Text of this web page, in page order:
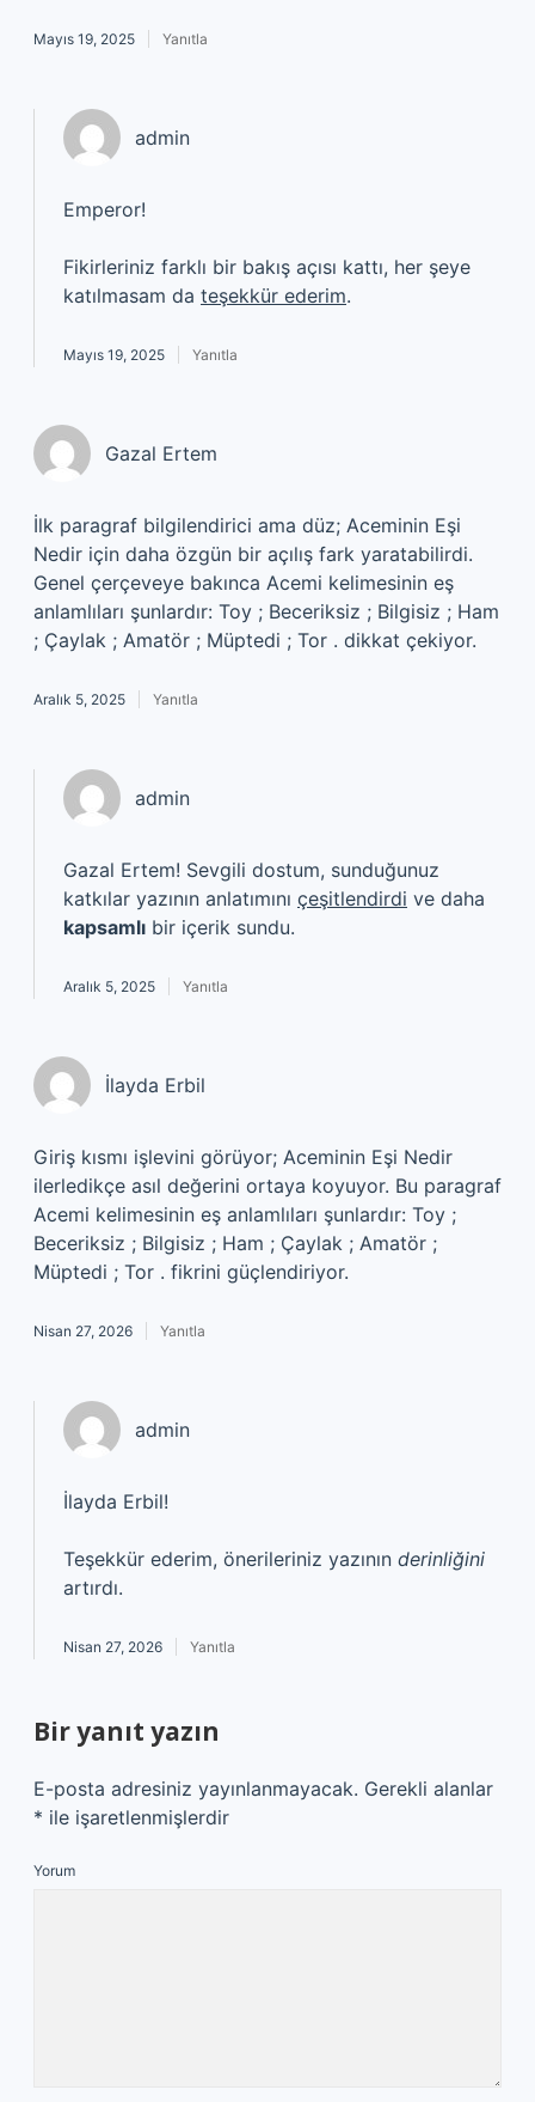
Mayıs 19, 2025 Yanıtla
admin
Emperor!
Fikirleriniz farklı bir bakış açısı kattı, her şeye
katılmasam da teşekkür ederim.
Mayıs 19, 2025 Yanıtla
Gazal Ertem
İlk paragraf bilgilendirici ama düz; Aceminin Eşi
Nedir için daha özgün bir açılış fark yaratabilirdi.
Genel çerçeveye bakınca Acemi kelimesinin eş
anlamlıları şunlardır: Toy ; Beceriksiz ; Bilgisiz ; Ham
; Çaylak ; Amatör ; Müptedi ; Tor . dikkat çekiyor.
Aralık 5, 2025 Yanıtla
admin
Gazal Ertem! Sevgili dostum, sunduğunuz
katkılar yazının anlatımını çeşitlendirdi ve daha
kapsamlı bir içerik sundu.
Aralık 5, 2025 Yanıtla
İlayda Erbil
Giriş kısmı işlevini görüyor; Aceminin Eşi Nedir
ilerledikçe asıl değerini ortaya koyuyor. Bu paragraf
Acemi kelimesinin eş anlamlıları şunlardır: Toy ;
Beceriksiz ; Bilgisiz ; Ham ; Çaylak ; Amatör ;
Müptedi ; Tor . fikrini güçlendiriyor.
Nisan 27, 2026 Yanıtla
admin
İlayda Erbil!
Teşekkür ederim, önerileriniz yazının derinliğini
artırdı.
Nisan 27, 2026 Yanıtla
Bir yanıt yazın
E-posta adresiniz yayınlanmayacak. Gerekli alanlar
* ile işaretlenmişlerdir
Yorum